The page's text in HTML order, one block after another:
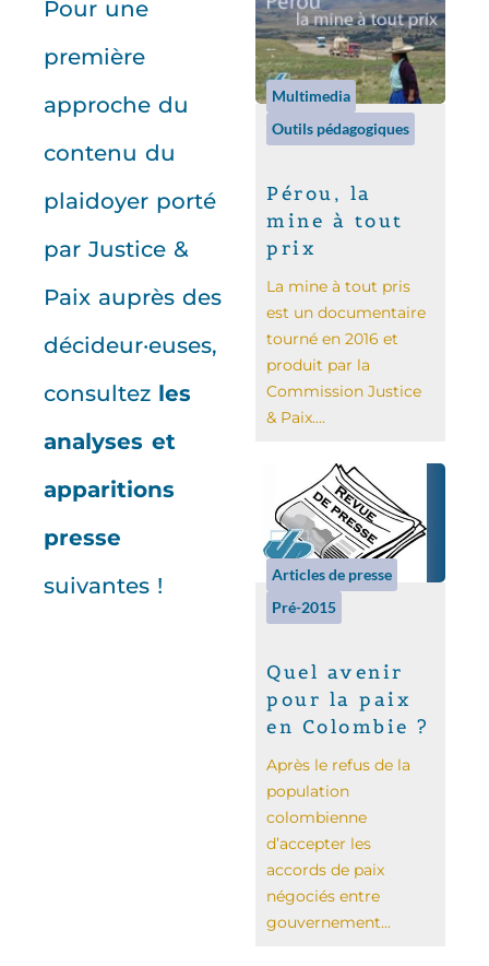
Pour une
première
approche du
contenu du
plaidoyer porté
par Justice &
Paix auprès des
décideur·euses,
consultez les
analyses et
apparitions
presse
suivantes !
Multimedia
Outils pédagogiques
Pérou, la
mine à tout
prix
La mine à tout pris
est un documentaire
tourné en 2016 et
produit par la
Commission Justice
& Paix....
Articles de presse
Pré-2015
Quel avenir
pour la paix
en Colombie ?
Après le refus de la
population
colombienne
d’accepter les
accords de paix
négociés entre
gouvernement...